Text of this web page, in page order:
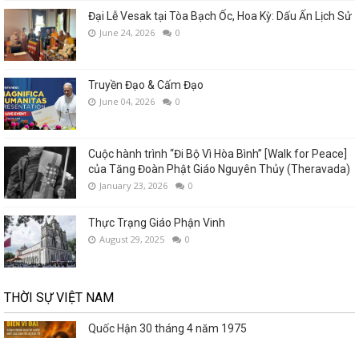
Đại Lễ Vesak tại Tòa Bạch Ốc, Hoa Kỳ: Dấu Ấn Lịch Sử
June 24, 2026 0
Truyền Đạo & Cấm Đạo
June 04, 2026 0
Cuộc hành trình “Đi Bộ Vì Hòa Bình” [Walk for Peace]
của Tăng Đoàn Phật Giáo Nguyên Thủy (Theravada)
January 23, 2026 0
Thực Trạng Giáo Phận Vinh
August 29, 2025 0
THỜI SỰ VIỆT NAM
Quốc Hận 30 tháng 4 năm 1975